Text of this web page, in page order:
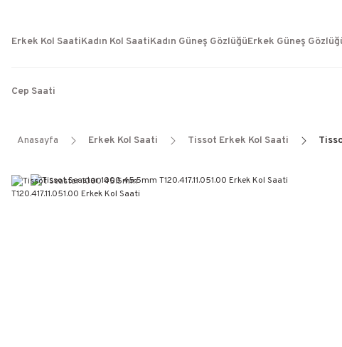
Erkek Kol SaatiKadın Kol SaatiKadın Güneş GözlüğüErkek Güneş
Cep Saati
Anasayfa Erkek Kol Saati Tissot Erkek Kol Saati